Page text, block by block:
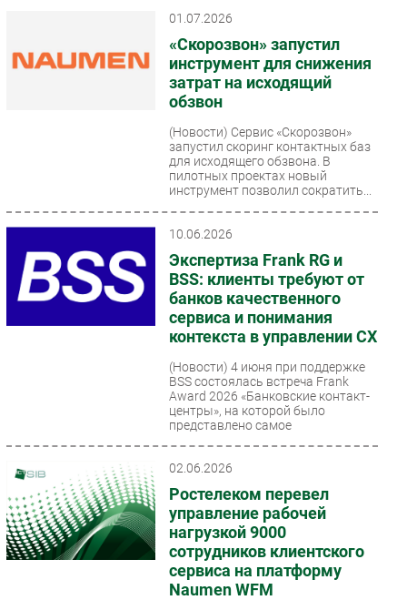
01.07.2026
«Скорозвон» запустил
инструмент для снижения
затрат на исходящий
обзвон
(Новости) Сервис «Скорозвон»
запустил скоринг контактных баз
для исходящего обзвона. В
пилотных проектах новый
инструмент позволил сократить...
10.06.2026
Экспертиза Frank RG и
BSS: клиенты требуют от
банков качественного
сервиса и понимания
контекста в управлении CX
(Новости) 4 июня при поддержке
BSS состоялась встреча Frank
Award 2026 «Банковские контакт-
центры», на которой было
представлено самое
02.06.2026
Ростелеком перевел
управление рабочей
нагрузкой 9000
сотрудников клиентского
сервиса на платформу
Naumen WFM